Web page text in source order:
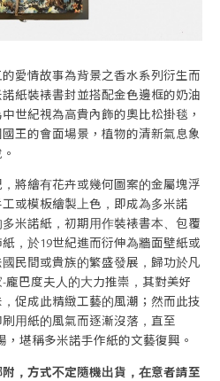
愛情故事為背景之香水系列衍生而
紙裝裱書封並搭配金色邊框的奶油
世紀視為高貴內飾的奧比松掛毯，
王的會面場景，植物的清新氣息象
將繪有花卉或幾何圖案的金屬塊浮
或模板繪製上色，即成為多米諾
米諾紙，初期用作裝裱書本、包覆
，於19世紀進而衍伸為牆面壁紙或
民間或貴族的繁盛發展，歸功於凡
龐巴度夫人的大力推崇，其對美好
促成此精緻工藝的風潮；然而此技
用紙的風氣而逐漸沒落，直至
，堪稱多米諾手作紙的文藝復興。
，方式不定隨機出貨，在意者請至